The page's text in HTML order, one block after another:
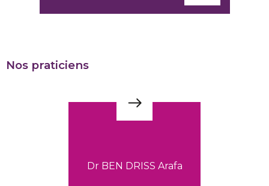
Nos praticiens
Dr BEN DRISS Arafa